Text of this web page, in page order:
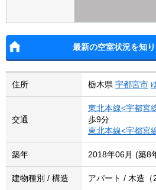
最新の空室状況を知
住所 栃木県 宇都宮市
交通
東北本線<宇都宮
歩9分
東北本線<宇都宮
築年 2018年06月 (築8
建物種別 / 構造 アパート / 木造（